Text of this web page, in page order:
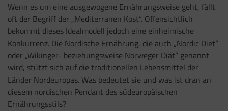
Wenn es um eine ausgewogene Ernährungsweise geht, fällt
oft der Begriff der „Mediterranen Kost“. Offensichtlich
bekommt dieses Idealmodell jedoch eine einheimische
Konkurrenz. Die Nordische Ernährung, die auch „Nordic Diet“
oder „Wikinger- beziehungsweise Norweger Diät“ genannt
wird, stützt sich auf die traditionellen Lebensmittel der
Länder Nordeuropas. Was bedeutet sie und was ist dran an
diesem nordischen Pendant des südeuropäischen
Ernährungsstils?